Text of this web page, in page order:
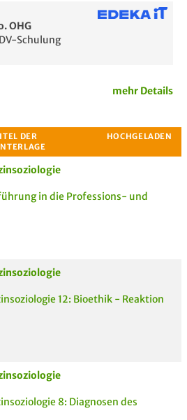
OHG
Schulung
mehr Details
in die Professions- und
12: Bioethik - Reaktion
8: Diagnosen des